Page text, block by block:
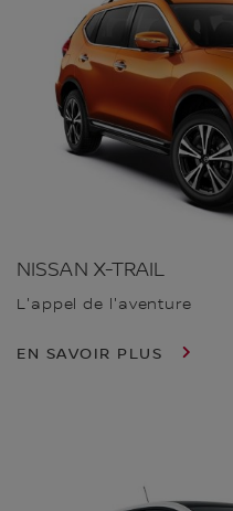
NISSAN X-TRAIL
L'appel de l'aventure
EN SAVOIR PLUS